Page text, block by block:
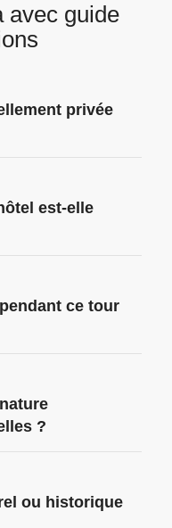
avec guide
privée
est-elle
ce tour
?
ou historique